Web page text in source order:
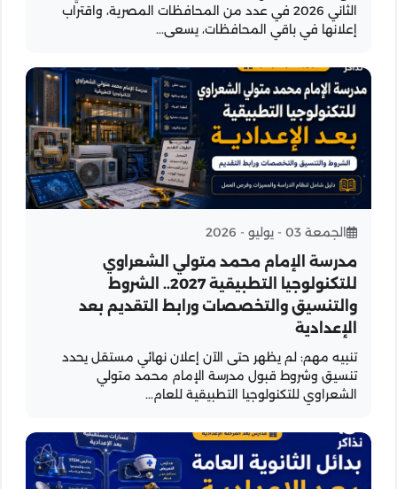
الثاني 2026 في عدد من المحافظات المصرية، واقتراب
إعلانها في باقي المحافظات، يسعى...
الجمعة 03 - يوليو - 2026
مدرسة الإمام محمد متولي الشعراوي
للتكنولوجيا التطبيقية 2027.. الشروط
والتنسيق والتخصصات ورابط التقديم بعد
الإعدادية
تنبيه مهم: لم يظهر حتى الآن إعلان نهائي مستقل يحدد
تنسيق وشروط قبول مدرسة الإمام محمد متولي
الشعراوي للتكنولوجيا التطبيقية للعام...